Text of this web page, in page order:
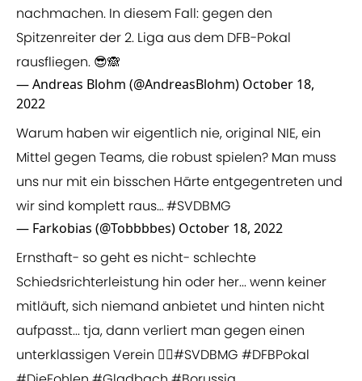
nachmachen. In diesem Fall: gegen den
Spitzenreiter der 2. Liga aus dem DFB-Pokal
rausfliegen. 😎🙈
— Andreas Blohm (@AndreasBlohm) October 18,
2022
Warum haben wir eigentlich nie, original NIE, ein
Mittel gegen Teams, die robust spielen? Man muss
uns nur mit ein bisschen Härte entgegentreten und
wir sind komplett raus…#SVDBMG
— Farkobias (@Tobbbbes) October 18, 2022
Ernsthaft- so geht es nicht- schlechte
Schiedsrichterleistung hin oder her... wenn keiner
mitläuft, sich niemand anbietet und hinten nicht
aufpasst... tja, dann verliert man gegen einen
unterklassigen Verein 🤷‍♀️#SVDBMG #DFBPokal